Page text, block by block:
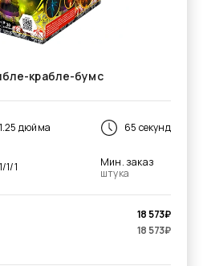
крабле-бумс
1.25 дюйма 65 секунд
1/1/1
Мин. заказ
штука
18 573₽
18 573₽